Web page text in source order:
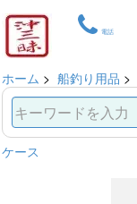
電話
ホーム > 船釣り用品 >
ケース